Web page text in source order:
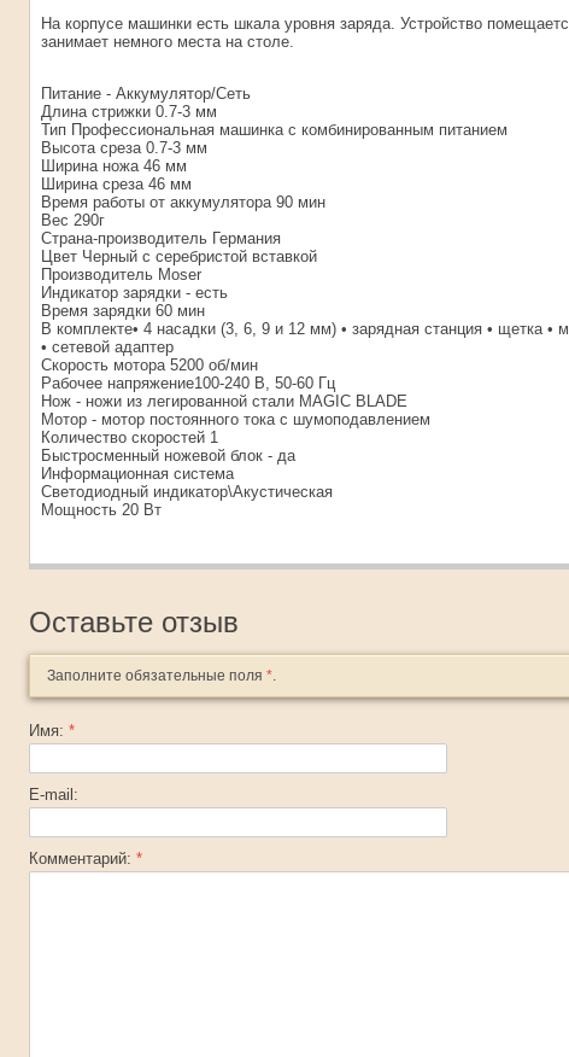
На корпусе машинки есть шкала уровня заряда. Устройство
занимает немного места на столе.
Питание - Аккумулятор/Сеть
Длина стрижки 0.7-3 мм
Тип Профессиональная машинка с комбинированным питанием
Высота среза 0.7-3 мм
Ширина ножа 46 мм
Ширина среза 46 мм
Время работы от аккумулятора 90 мин
Вес 290г
Страна-производитель Германия
Цвет Черный с серебристой вставкой
Производитель Moser
Индикатор зарядки - есть
Время зарядки 60 мин
В комплекте• 4 насадки (3, 6, 9 и 12 мм) • зарядная станция • щетка •
• сетевой адаптер
Скорость мотора 5200 об/мин
Рабочее напряжение100-240 В, 50-60 Гц
Нож - ножи из легированной стали MAGIC BLADE
Мотор - мотор постоянного тока с шумоподавлением
Количество скоростей 1
Быстросменный ножевой блок - да
Информационная система
Светодиодный индикатор\Акустическая
Мощность 20 Вт
Оставьте отзыв
Заполните обязательные поля *.
Имя: *
E-mail:
Комментарий: *